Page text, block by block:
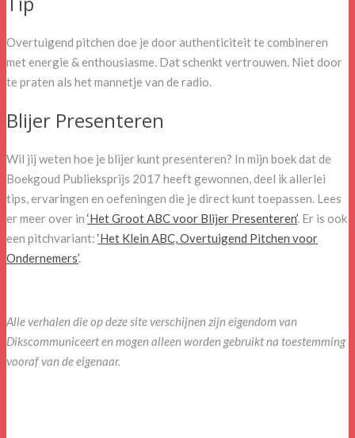
Overtuigend pitchen doe je door authenticiteit te combineren
met energie & enthousiasme. Dat schenkt vertrouwen. Niet door
te praten als het mannetje van de radio.
Blijer Presenteren
Wil jij weten hoe je blijer kunt presenteren? In mijn boek dat de
Boekgoud Publieksprijs 2017 heeft gewonnen, deel ik allerlei
tips, ervaringen en oefeningen die je direct kunt toepassen. Lees
er meer over in ‘Het Groot ABC voor Blijer Presenteren’. Er is ook
een pitchvariant: ‘Het Klein ABC, Overtuigend Pitchen voor
Ondernemers’.
Alle verhalen die op deze site verschijnen zijn eigendom van
Dikscommuniceert en mogen alleen worden gebruikt na toestemming
vooraf van de eigenaar.